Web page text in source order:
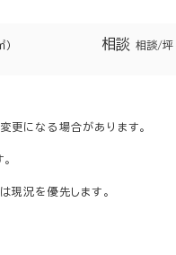
相談 相談/坪
更になる場合があります。
現況を優先します。